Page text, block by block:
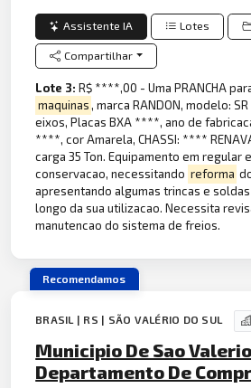
Assistente IA Lotes
Compartilhar
Lote 3:R$ ****,00 - Uma PRANCHA
maquinas, marca RANDON, modelo: SR
eixos, Placas BXA ****, ano de
****, cor Amarela, CHASSI: ****
carga 35 Ton. Equipamento em regular
conservacao, necessitando reforma
apresentando algumas trincas e
longo da sua utilizacao. Necessita
manutencao do sistema de freios.
Recomendamos
BRASIL | RS | SÃO VALÉRIO DO SUL
Municipio De Sao
Departamento De